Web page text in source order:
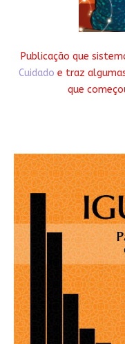
Publicação que
Cuidado e traz
que